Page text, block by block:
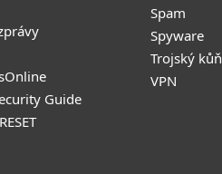
Guide
Spam
Spyware
Trojský kůň
VPN